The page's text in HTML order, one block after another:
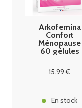
Arkofemina
Confort
Ménopause
60 gélules
15.99 €
En stock